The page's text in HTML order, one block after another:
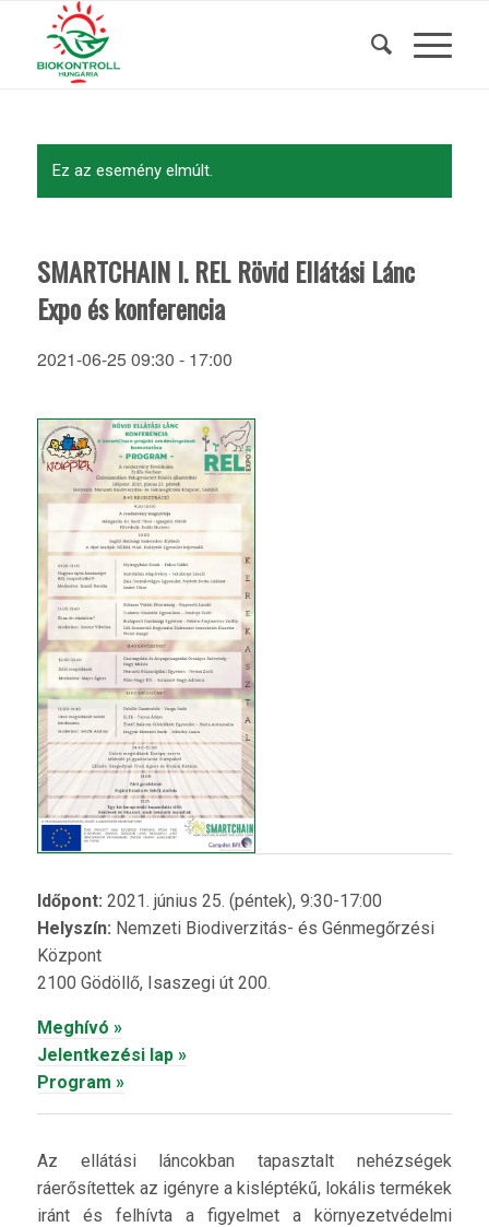
Ez az esemény elmúlt.
SMARTCHAIN I. REL Rövid Ellátási Lánc
Expo és konferencia
2021-06-25 09:30 - 17:00
Időpont: 2021. június 25. (péntek), 9:30-17:00
Helyszín: Nemzeti Biodiverzitás- és Génmegőrzési
Központ
2100 Gödöllő, Isaszegi út 200.
Meghívó »
Jelentkezési lap »
Program »
Az ellátási láncokban tapasztalt nehézségek
ráerősítettek az igényre a kisléptékű, lokális termékek
iránt és felhívta a figyelmet a környezetvédelmi